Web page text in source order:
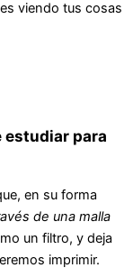
viendo tus cosas
estudiar para
en su forma
de una malla
un filtro, y deja
imprimir.